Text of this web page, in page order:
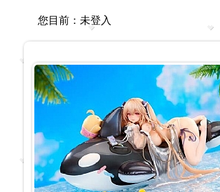
您目前： 未登入